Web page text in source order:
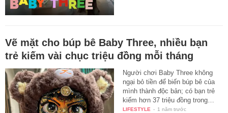
Vẽ mặt cho búp bê Baby Three, nhiều bạn
trẻ kiếm vài chục triệu đồng mỗi tháng
Người chơi Baby Three không
ngại bỏ tiền để biến búp bê của
mình thành độc bản; có bạn trẻ
kiếm hơn 37 triệu đồng trong…
LIFESTYLE - 1 năm trước